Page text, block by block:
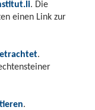
. Die
einen Link zur
.
.